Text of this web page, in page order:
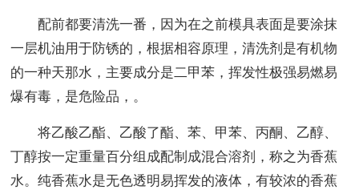
配前都要清洗一番，因为在之前模具表面是要涂抹
一层机油用于防锈的，根据相容原理，清洗剂是有机物
的一种天那水，主要成分是二甲苯，挥发性极强易燃易
爆有毒，是危险品，。
将乙酸乙酯、乙酸了酯、苯、甲苯、丙酮、乙醇、
丁醇按一定重量百分组成配制成混合溶剂，称之为香蕉
水。纯香蕉水是无色透明易挥发的液体，有较浓的香蕉